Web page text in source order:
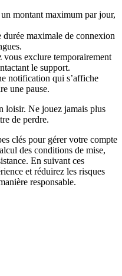
montant maximum par jour,
durée maximale de connexion
vous exclure temporairement
le support.
notification qui s’affiche
une pause.
loisir. Ne jouez jamais plus
de perdre.
clés pour gérer votre compte
des conditions de mise,
En suivant ces
et réduirez les risques
responsable.